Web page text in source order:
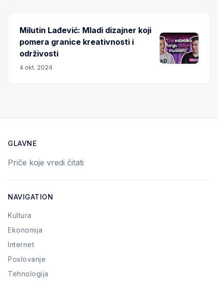
Milutin Lađević: Mladi dizajner koji
pomera granice kreativnosti i
održivosti
4 okt. 2024
GLAVNE
Priče koje vredi čitati
NAVIGATION
Kultura
Ekonomija
Internet
Poslovanje
Tehnologija